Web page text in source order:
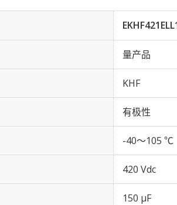
量产品
KHF
有极性
-40～105 ℃
420 Vdc
150 µF